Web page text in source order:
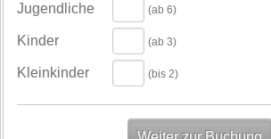
Jugendliche (ab 6)
Kinder (ab 3)
Kleinkinder (bis 2)